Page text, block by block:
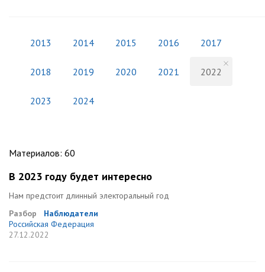
2013 2014 2015 2016 2017
2018 2019 2020 2021 2022
2023 2024
Материалов: 60
В 2023 году будет интересно
Нам предстоит длинный электоральный год
Разбор
Наблюдатели
Российская Федерация
27.12.2022